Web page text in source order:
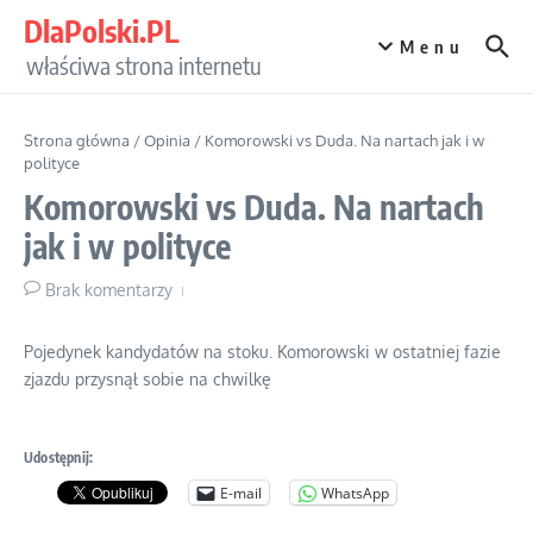
DlaPolski.PL
właściwa strona internetu
Menu
Strona główna /Opinia / Komorowski vs Duda. Na nartach jak i w
polityce
Komorowski vs Duda. Na nartach
jak i w polityce
Brak komentarzy
Pojedynek kandydatów na stoku. Komorowski w ostatniej fazie
zjazdu przysnął sobie na chwilkę
Udostępnij:
E-mail WhatsApp